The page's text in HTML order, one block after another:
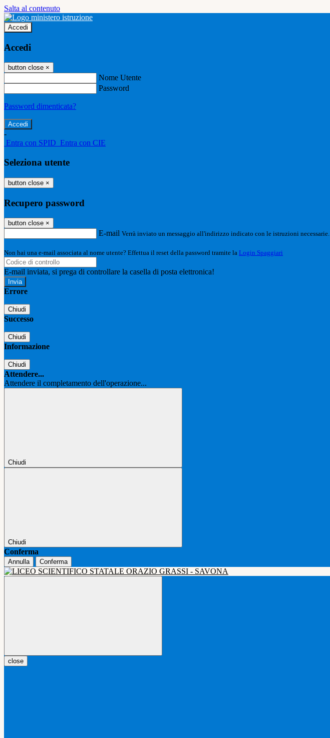
Salta al contenuto
Accedi
Accedi
button close ×
Nome Utente
Password
Password dimenticata?
-
Entra con SPID Entra con CIE
Seleziona utente
button close ×
Recupero password
button close ×
E-mail Verrà inviato un messaggio all'indirizzo indicato con le istruzioni necessarie.
Non hai una e-mail associata al nome utente? Effettua il reset della password tramite la Login Spaggiari
E-mail inviata, si prega di controllare la casella di posta elettronica!
Errore
Chiudi
Successo
Chiudi
Informazione
Chiudi
Attendere...
Attendere il completamento dell'operazione...
Chiudi
Chiudi
Conferma
Annulla Conferma
close